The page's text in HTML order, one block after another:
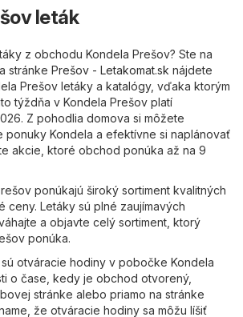
leták
z obchodu Kondela Prešov? Ste na
stránke Prešov - Letakomat.sk nájdete
Prešov letáky a katalógy, vďaka ktorým
týždňa v Kondela Prešov platí
Z pohodlia domova si môžete
ponuky Kondela a efektívne si naplánovať
akcie, ktoré obchod ponúka až na 9
ponúkajú široký sortiment kvalitných
ceny. Letáky sú plné zaujímavých
a objavte celý sortiment, ktorý
ponúka.
otváracie hodiny v pobočke Kondela
o čase, kedy je obchod otvorený,
stránke alebo priamo na stránke
že otváracie hodiny sa môžu líšiť